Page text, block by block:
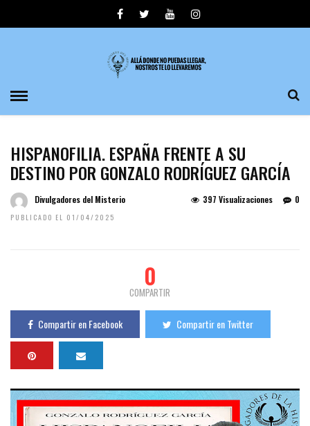
HISPANOFILIA. ESPAÑA FRENTE A SU
DESTINO POR GONZALO RODRÍGUEZ GARCÍA
Divulgadores del Misterio
PUBLICADO EL 01/04/2025
0
397 Visualizaciones
0
COMPARTIR
Compartir en Facebook Compartir en Twitter